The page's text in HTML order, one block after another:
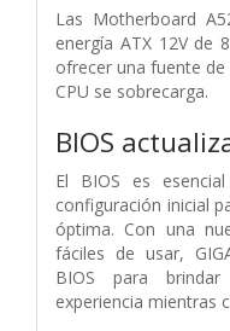
Las Motherboard
energía ATX 12V de
ofrecer una fuente
CPU se sobrecarga.
BIOS
El BIOS es
configuración inicial
óptima. Con una
fáciles de usar,
BIOS para
experiencia mientras